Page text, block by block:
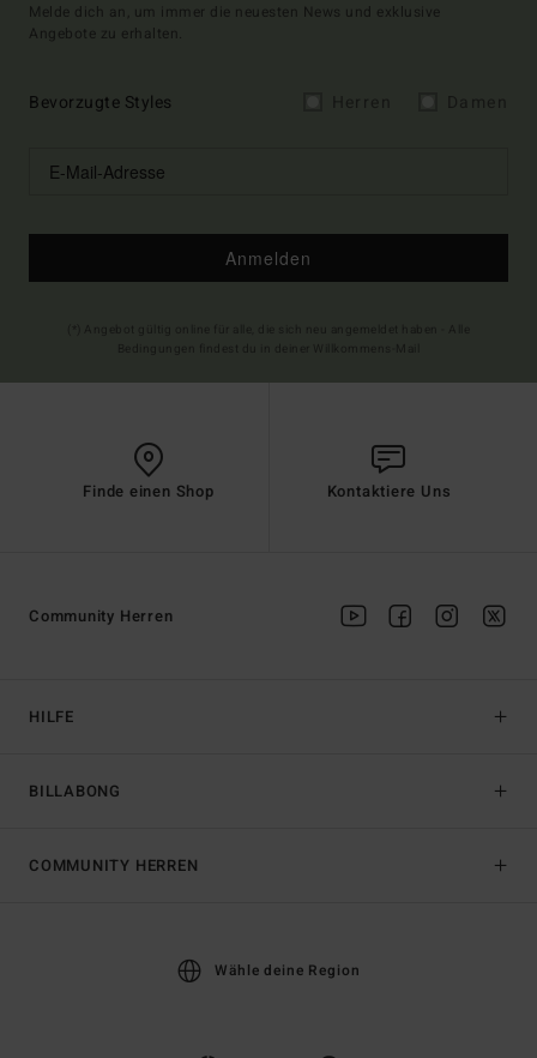
Melde dich an, um immer die neuesten News und exklusive
Angebote zu erhalten.
Bevorzugte Styles
Anmelden
Finde einen Shop Kontaktiere Uns
HILFE
BILLABONG
Community Herren
COMMUNITY HERREN
Wähle deine Region